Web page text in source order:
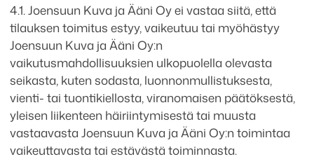
4.1. Joensuun Kuva ja Ääni Oy ei vastaa siitä, että
tilauksen toimitus estyy, vaikeutuu tai myöhästyy
Joensuun Kuva ja Ääni Oy:n
vaikutusmahdollisuuksien ulkopuolella olevasta
seikasta, kuten sodasta, luonnonmullistuksesta,
vienti- tai tuontikiellosta, viranomaisen päätöksestä,
yleisen liikenteen häiriintymisestä tai muusta
vastaavasta Joensuun Kuva ja Ääni Oy:n toimintaa
vaikeuttavasta tai estävästä toiminnasta.